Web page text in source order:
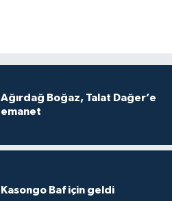
Ağırdağ Boğaz, Talat Dağer’e
emanet
Kasongo Baf için geldi